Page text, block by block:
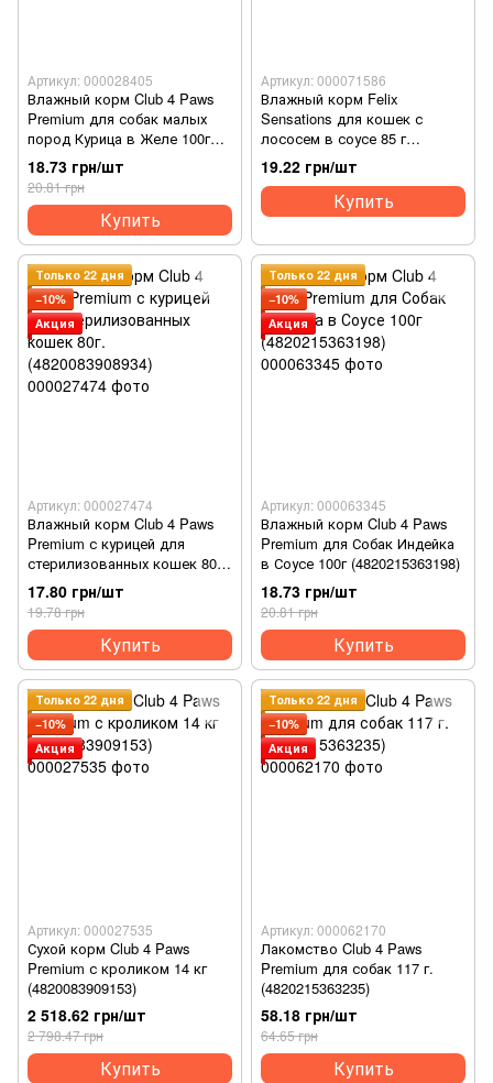
Артикул: 000028405
Влажный корм Club 4 Paws
Premium для собак малых
пород Курица в Желе 100г
(4820083908880)
18.73 грн/шт
20.81 грн
Купить
Артикул: 000071586
Влажный корм Felix
Sensations для кошек с
лососем в соусе 85 г
(7613039832912)
19.22 грн/шт
Купить
Только 22 дня
−10%
Акция
Артикул: 000027474
Влажный корм Club 4 Paws
Premium с курицей для
стерилизованных кошек 80г.
(4820083908934)
17.80 грн/шт
19.78 грн
Купить
Только 22 дня
−10%
Акция
Артикул: 000063345
Влажный корм Club 4 Paws
Premium для Собак Индейка
в Соусе 100г (4820215363198)
18.73 грн/шт
20.81 грн
Купить
Только 22 дня
−10%
Акция
Артикул: 000027535
Сухой корм Club 4 Paws
Premium с кроликом 14 кг
(4820083909153)
2 518.62 грн/шт
2 798.47 грн
Купить
Только 22 дня
−10%
Акция
Артикул: 000062170
Лакомство Club 4 Paws
Premium для собак 117 г.
(4820215363235)
58.18 грн/шт
64.65 грн
Купить